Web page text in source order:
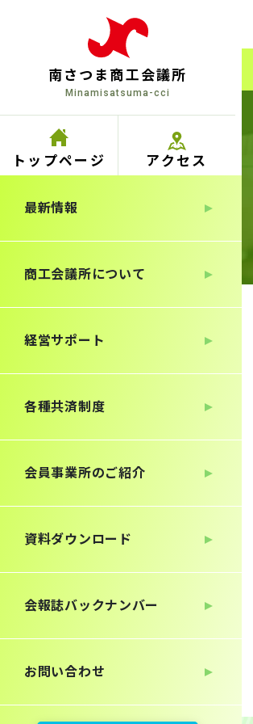
南さつま商工会議所
Minamisatsuma-cci
トップページ アクセス
最新情報
商工会議所について
経営サポート
各種共済制度
会員事業所のご紹介
資料ダウンロード
会報誌バックナンバー
お問い合わせ